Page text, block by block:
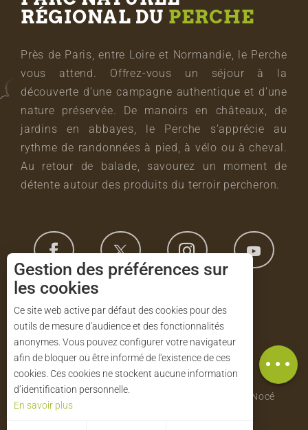
Télécharger
RÉGIONAL DU PERCHE
Près de Paris, entre Loire et Normandie, le Perche
vous attend. Offrez-vous un séjour à la
découverte d’une campagne authentique et d’une
nature préservée. De manoirs en châteaux, de
jardins en abbayes, le Perche s’apprécie au
rythme de randonnées à pied, à vélo ou à cheval.
Au retour de balade, savourez un moment de
détente autour des produits du terroir percheron.
Le parc en images !
footer_right_col
+33 (0)2 33 85 36 36
Parc naturel régional du Perche
Maison du Parc - Manoir de Courboyer 61340 Nocé
Gestion des préférences sur
les cookies
Ce site web active par défaut des cookies pour des
outils de mesure d'audience et des fonctionnalités
anonymes. Vous pouvez configurer votre navigateur
afin de bloquer ou être informé de l'existence de ces
cookies. Ces cookies ne stockent aucune information
d’identification personnelle.
En savoir plus